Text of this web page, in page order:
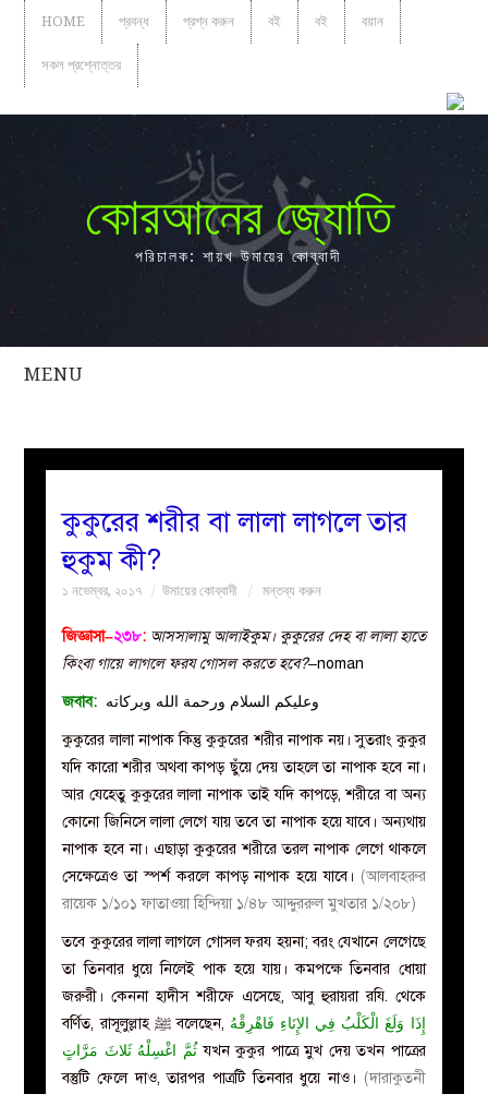
HOME প্রবন্ধ প্রশ্ন করুন বই বই বয়ান
সকল প্রশ্নোত্তর
কোরআনের জ্যোতি
পরিচালক: শায়খ উমায়ের কোব্বাদী
MENU
সকল
বয়ান
নারীদের
পাতা
ইসলাহী
মজলিস
প্রশ্ন
করুন
কুকুরের শরীর বা লালা লাগলে তার
হুকুম কী?
১ নভেম্বর, ২০১৭ উমায়ের কোব্বাদী মন্তব্য করুন
জিজ্ঞাসা–২৩৮: আসসালামু আলাইকুম। কুকুরের দেহ বা লালা হাতে
কিংবা গায়ে লাগলে ফরয গোসল করতে হবে?–noman
জবাব: وعليكم السلام ورحمة الله وبركاته
কুকুরের লালা নাপাক কিন্তু কুকুরের শরীর নাপাক নয়। সুতরাং কুকুর
যদি কারো শরীর অথবা কাপড় ছুঁয়ে দেয় তাহলে তা নাপাক হবে না।
আর যেহেতু কুকুরের লালা নাপাক তাই যদি কাপড়ে, শরীরে বা অন্য
কোনো জিনিসে লালা লেগে যায় তবে তা নাপাক হয়ে যাবে। অন্যথায়
নাপাক হবে না। এছাড়া কুকুরের শরীরে তরল নাপাক লেগে থাকলে
সেক্ষেত্রেও তা স্পর্শ করলে কাপড় নাপাক হয়ে যাবে। (আলবাহরুর
রায়েক ১/১০১ ফাতাওয়া হিন্দিয়া ১/৪৮ আদ্দুররুল মুখতার ১/২০৮)
তবে কুকুরের লালা লাগলে গোসল ফরয হয়না; বরং যেখানে লেগেছে
তা তিনবার ধুয়ে নিলেই পাক হয়ে যায়। কমপক্ষে তিনবার ধোয়া
জরুরী। কেননা হাদীস শরীফে এসেছে, আবু হুরায়রা রযি. থেকে
বর্ণিত, রাসূলুল্লাহ ﷺ বলেছেন, إِذَا وَلَغَ الْكَلْبُ فِي الإِنَاءِ فَاهْرِقْهُ
ثُمَّ اغْسِلْهُ ثَلاثَ مَرَّاتٍযখন কুকুর পাত্রে মুখ দেয় তখন পাত্রের
বস্তুটি ফেলে দাও, তারপর পাত্রটি তিনবার ধুয়ে নাও। (দারাকুতনী